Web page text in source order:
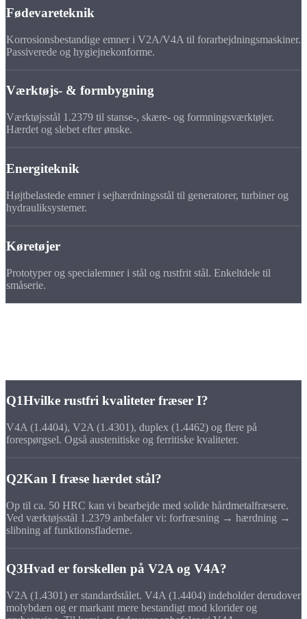
Fødevareteknik
Korrosionsbestandige emner i V2A/V4A til forarbejdningsmaskiner.
Passiverede og hygiejnekonforme.
Værktøjs- & formbygning
Værktøjsstål 1.2379 til stanse-, skære- og formningsværktøjer.
Hærdet og slebet efter ønske.
Energiteknik
Højtbelastede emner i sejhærdningsstål til generatorer, turbiner og
hydrauliksystemer.
Køretøjer
Prototyper og specialemner i stål og rustfrit stål. Enkeltdele til
småserie.
Q1Hvilke rustfri kvaliteter fræser I?
V4A (1.4404), V2A (1.4301), duplex (1.4462) og flere på
forespørgsel. Også austenitiske og ferritiske kvaliteter.
Q2Kan I fræse hærdet stål?
Op til ca. 50 HRC kan vi bearbejde med solide hårdmetalfræsere.
Ved værktøjsstål 1.2379 anbefaler vi: forfræsning → hærdning →
slibning af funktionsfladerne.
Q3Hvad er forskellen på V2A og V4A?
V2A (1.4301) er standardstålet. V4A (1.4404) indeholder derudover
molybdæn og er markant mere bestandigt mod klorider og